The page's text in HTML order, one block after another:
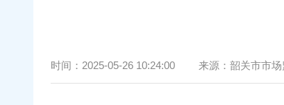
时间： 2025-05-26 10:24:00 来源： 韶关市市